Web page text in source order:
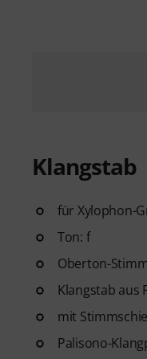
Klangstab
für Xylophon-
Ton: f
Oberton-
Klangstab aus
mit
Palisono-